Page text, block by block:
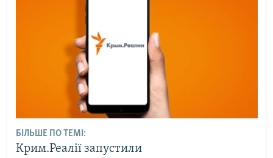
БІЛЬШЕ ПО ТЕМІ:
Крим.Реалії запустили